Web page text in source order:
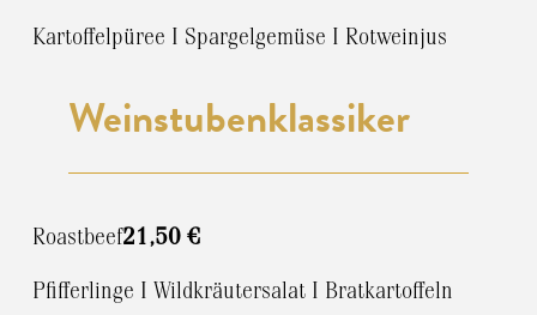
Kartoffelpüree I Spargelgemüse I Rotweinjus
Weinstubenklassiker
Roastbeef21,50 €
Pfifferlinge I Wildkräutersalat I Bratkartoffeln